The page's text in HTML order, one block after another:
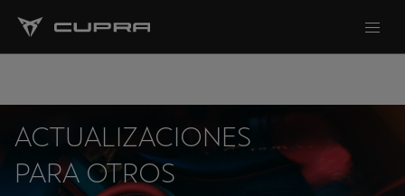
ACTUALIZACIONES
PARA OTROS